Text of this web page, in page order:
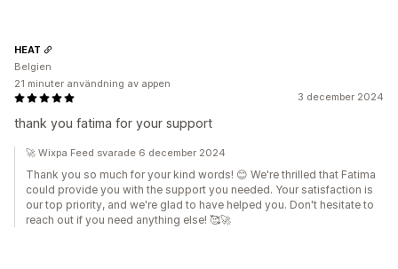
3 december 2024
thank you fatima for your support
HEAT
Belgien
21 minuter användning av appen
🚀 Wixpa Feed svarade 6 december 2024
Thank you so much for your kind words! 😊 We're thrilled that Fatima
could provide you with the support you needed. Your satisfaction is
our top priority, and we're glad to have helped you. Don't hesitate to
reach out if you need anything else! 🥰🚀